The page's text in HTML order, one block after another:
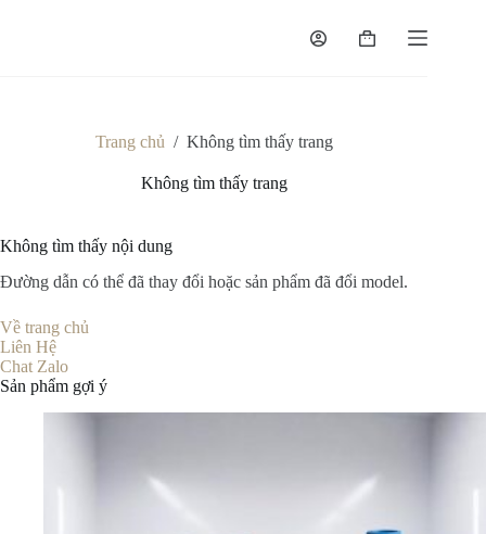
Giỏ
Trang chủ / Không tìm thấy trang
Không tìm thấy trang
Không tìm thấy nội dung
Đường dẫn có thể đã thay đổi hoặc sản phẩm đã đổi model.
Về trang chủ
Liên Hệ
Chat Zalo
Sản phẩm gợi ý